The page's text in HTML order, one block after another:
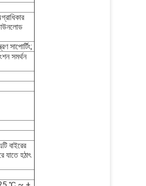
সাপোর্টিং;
সমর্থন
বাইরের
যাতে হঠাৎ